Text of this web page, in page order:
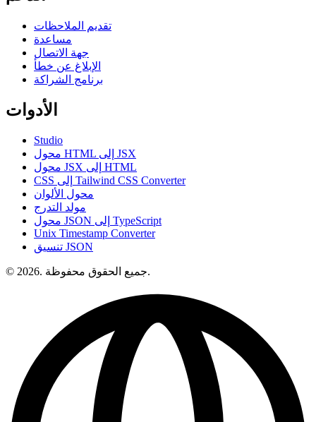
تقديم الملاحظات
مساعدة
جهة الاتصال
الإبلاغ عن خطأ
برنامج الشراكة
الأدوات
Studio
محول HTML إلى JSX
محول JSX إلى HTML
CSS إلى Tailwind CSS Converter
محول الألوان
مولد التدرج
محول JSON إلى TypeScript
Unix Timestamp Converter
تنسيق JSON
© 2026. جميع الحقوق محفوظة.